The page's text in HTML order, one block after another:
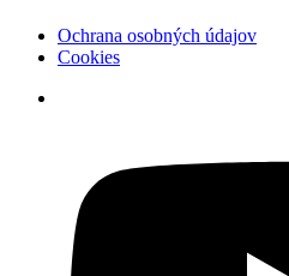
Ochrana osobných údajov
Cookies